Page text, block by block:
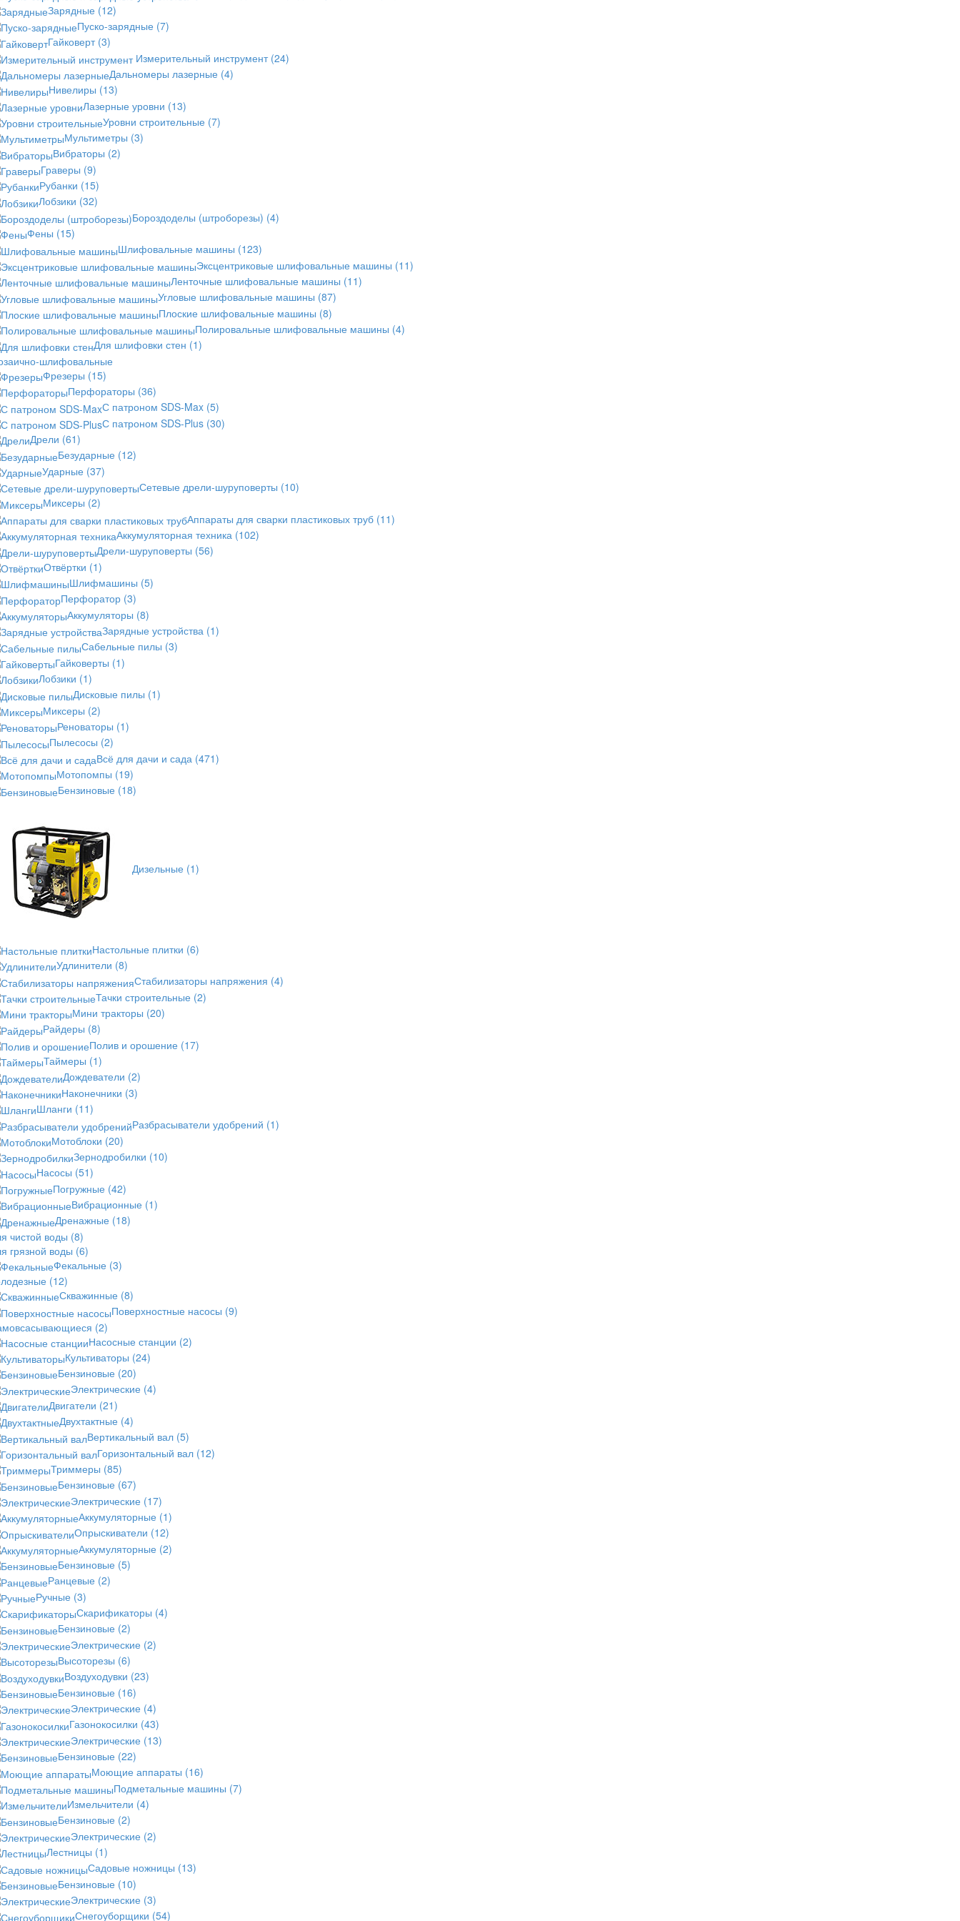
Зарядные (12)
Пуско-зарядные (7)
Гайковерт (3)
Измерительный инструмент (24)
Дальномеры лазерные (4)
Нивелиры (13)
Лазерные уровни (13)
Уровни строительные (7)
Мультиметры (3)
Вибраторы (2)
Граверы (9)
Рубанки (15)
Лобзики (32)
Бороздоделы (штроборезы) (4)
Фены (15)
Шлифовальные машины (123)
Эксцентриковые шлифовальные машины (11)
Ленточные шлифовальные машины (11)
Угловые шлифовальные машины (87)
Плоские шлифовальные машины (8)
Полировальные шлифовальные машины (4)
Для шлифовки стен (1)
шлифовальные
Фрезеры (15)
Перфораторы (36)
С патроном SDS-Max (5)
С патроном SDS-Plus (30)
Дрели (61)
Безударные (12)
Ударные (37)
Сетевые дрели-шуруповерты (10)
Миксеры (2)
Аппараты для сварки пластиковых труб (11)
Аккумуляторная техника (102)
Дрели-шуруповерты (56)
Отвёртки (1)
Шлифмашины (5)
Перфоратор (3)
Аккумуляторы (8)
Зарядные устройства (1)
Сабельные пилы (3)
Гайковерты (1)
Лобзики (1)
Дисковые пилы (1)
Миксеры (2)
Реноваторы (1)
Пылесосы (2)
Всё для дачи и сада (471)
Мотопомпы (19)
Бензиновые (18)
Дизельные (1)
Настольные плитки (6)
Удлинители (8)
Стабилизаторы напряжения (4)
Тачки строительные (2)
Мини тракторы (20)
Райдеры (8)
Полив и орошение (17)
Таймеры (1)
Дождеватели (2)
Наконечники (3)
Шланги (11)
Разбрасыватели удобрений (1)
Мотоблоки (20)
Зернодробилки (10)
Насосы (51)
Погружные (42)
Вибрационные (1)
Дренажные (18)
чистой воды (8)
грязной воды (6)
Фекальные (3)
(12)
Скважинные (8)
Поверхностные насосы (9)
(2)
Насосные станции (2)
Культиваторы (24)
Бензиновые (20)
Электрические (4)
Двигатели (21)
Двухтактные (4)
Вертикальный вал (5)
Горизонтальный вал (12)
Триммеры (85)
Бензиновые (67)
Электрические (17)
Аккумуляторные (1)
Опрыскиватели (12)
Аккумуляторные (2)
Бензиновые (5)
Ранцевые (2)
Ручные (3)
Скарификаторы (4)
Бензиновые (2)
Электрические (2)
Высоторезы (6)
Воздуходувки (23)
Бензиновые (16)
Электрические (4)
Газонокосилки (43)
Электрические (13)
Бензиновые (22)
Моющие аппараты (16)
Подметальные машины (7)
Измельчители (4)
Бензиновые (2)
Электрические (2)
Лестницы (1)
Садовые ножницы (13)
Бензиновые (10)
Электрические (3)
Снегоуборщики (54)